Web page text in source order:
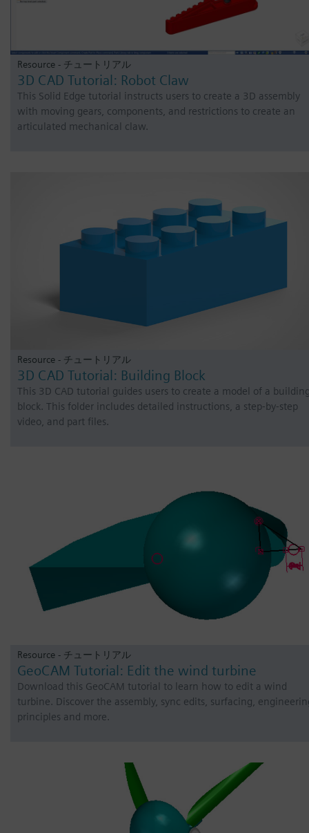
Resource - チュートリアル
3D CAD Tutorial: Robot Claw
This Solid Edge tutorial instructs users to create a 3D assembly
with moving gears, components, and restrictions to create an
articulated mechanical claw.
Resource - チュートリアル
3D CAD Tutorial: Building Block
This 3D CAD tutorial guides users to create a model of a
block. This folder includes detailed instructions, a step-by-step
video, and part files.
Resource - チュートリアル
GeoCAM Tutorial: Edit the wind turbine
Download this GeoCAM tutorial to learn how to edit a wind
turbine. Discover the assembly, sync edits, surfacing,
principles and more.